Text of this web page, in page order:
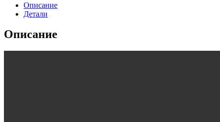
Carrello
Ultra
Описание
Детали
Описание